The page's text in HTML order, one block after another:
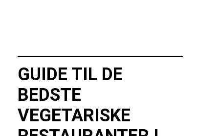
GUIDE TIL DE
BEDSTE
VEGETARISKE